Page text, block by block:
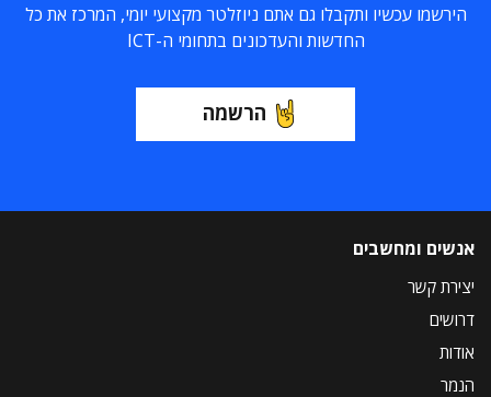
הירשמו עכשיו ותקבלו גם אתם ניוזלטר מקצועי יומי, המרכז את כל
החדשות והעדכונים בתחומי ה-ICT
הרשמה
אנשים ומחשבים
יצירת קשר
דרושים
אודות
הנמר